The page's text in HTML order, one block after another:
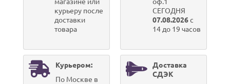
курьеру после
доставки
товара
СЕГОДНЯ
07.08.2026с
14 до 19 часов
Курьером:
По Москве в
Доставка
СДЭК